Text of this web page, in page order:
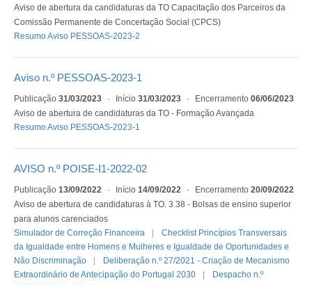
Aviso de abertura da candidaturas da TO Capacitação dos Parceiros da
Comissão Permanente de Concertação Social (CPCS)
Resumo Aviso PESSOAS-2023-2
Aviso n.º PESSOAS-2023-1
Publicação 31/03/2023 · Início 31/03/2023 · Encerramento 06/06/2023
Aviso de abertura de candidaturas da TO - Formação Avançada
Resumo Aviso PESSOAS-2023-1
AVISO n.º POISE-I1-2022-02
Publicação 13/09/2022 · Início 14/09/2022 · Encerramento 20/09/2022
Aviso de abertura de candidaturas à TO. 3.38 - Bolsas de ensino superior
para alunos carenciados
Simulador de Correção Financeira
Checklist Princípios Transversais
da Igualdade entre Homens e Mulheres e Igualdade de Oportunidades e
Não Discriminação
Deliberação n.º 27/2021 - Criação de Mecanismo
Extraordinário de Antecipação do Portugal 2030
Despacho n.º